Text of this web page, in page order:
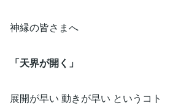
神縁の皆さまへ
「天界が開く」
展開が早い 動きが早い というコト